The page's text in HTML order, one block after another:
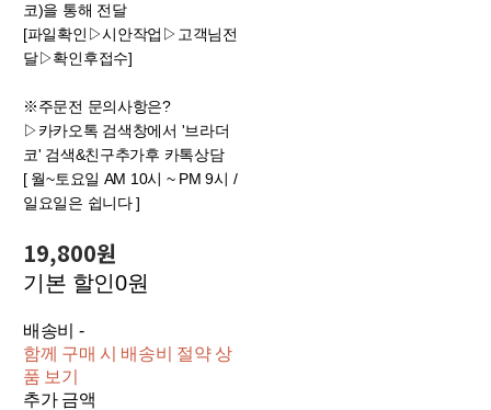
코)을 통해 전달
[파일확인▷시안작업▷고객님전
달▷확인후접수]
※주문전 문의사항은?
▷카카오톡 검색창에서 '브라더
코' 검색&친구추가후 카톡상담
[ 월~토요일 AM 10시 ~ PM 9시 /
일요일은 쉽니다 ]
19,800원
기본 할인0원
배송비 -
함께 구매 시 배송비 절약 상
품 보기
추가 금액